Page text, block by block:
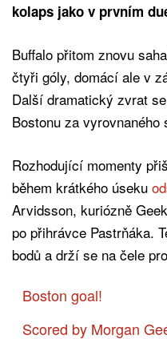
kolaps jako v prvním
Buffalo přitom znovu
čtyři góly, domácí ale v
Další dramatický zvrat
Bostonu za vyrovnaného
Rozhodující momenty
během krátkého úseku
Arvidsson, kuriózně
po přihrávce Pastrňáka.
bodů a drží se na čele
Boston goal!
Scored by Morgan